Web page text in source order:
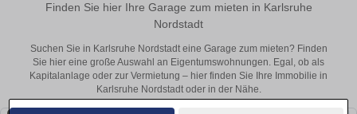
Finden Sie hier Ihre Garage zum mieten in Karlsruhe
Nordstadt
Suchen Sie in Karlsruhe Nordstadt eine Garage zum mieten? Finden
Sie hier eine große Auswahl an Eigentumswohnungen. Egal, ob als
Kapitalanlage oder zur Vermietung – hier finden Sie Ihre Immobilie in
Karlsruhe Nordstadt oder in der Nähe.